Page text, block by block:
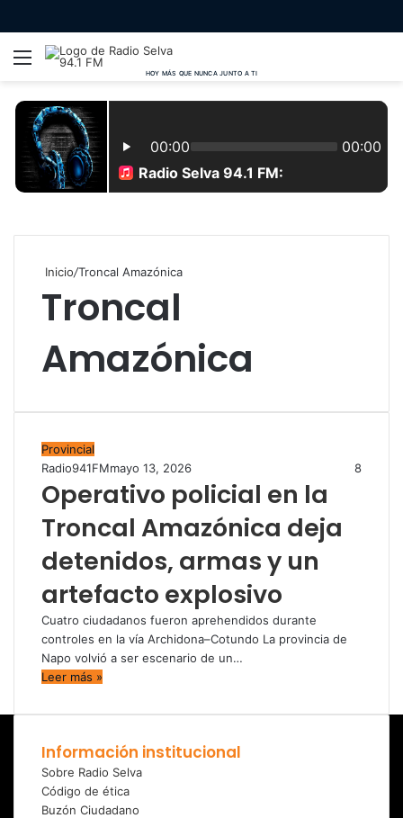
Menú
Inicio/Troncal Amazónica
Troncal
Amazónica
Provincial
Radio941FMmayo 13, 2026 8
Operativo policial en la
Troncal Amazónica deja
detenidos, armas y un
artefacto explosivo
Cuatro ciudadanos fueron aprehendidos durante
controles en la vía Archidona–Cotundo La provincia de
Napo volvió a ser escenario de un…
Leer más »
Información institucional
Sobre Radio Selva
Código de ética
Buzón Ciudadano